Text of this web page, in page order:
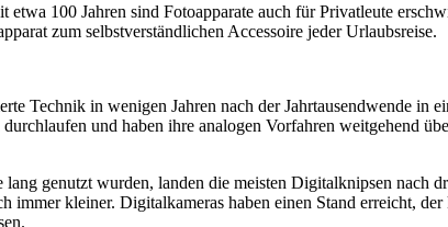
100 Jahren sind Fotoapparate auch für Privatleute
zum selbstverständlichen Accessoire jeder Urlaubsreise.
Technik in wenigen Jahren nach der Jahrtausendwende in
und haben ihre analogen Vorfahren weitgehend
genutzt wurden, landen die meisten Digitalknipsen nach
kleiner. Digitalkameras haben einen Stand erreicht,